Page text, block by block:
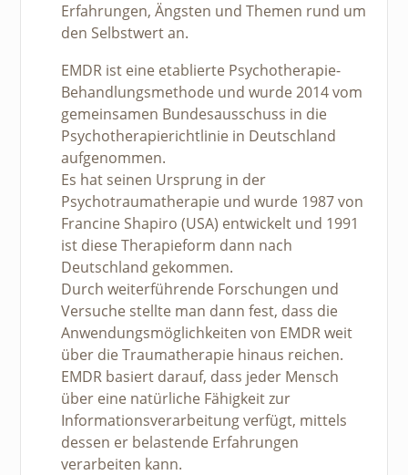
Erfahrungen, Ängsten und Themen rund um
den Selbstwert an.
EMDR ist eine etablierte Psychotherapie-
Behandlungsmethode und wurde 2014 vom
gemeinsamen Bundesausschuss in die
Psychotherapierichtlinie in Deutschland
aufgenommen.
Es hat seinen Ursprung in der
Psychotraumatherapie und wurde 1987 von
Francine Shapiro (USA) entwickelt und 1991
ist diese Therapieform dann nach
Deutschland gekommen.
Durch weiterführende Forschungen und
Versuche stellte man dann fest, dass die
Anwendungsmöglichkeiten von EMDR weit
über die Traumatherapie hinaus reichen.
EMDR basiert darauf, dass jeder Mensch
über eine natürliche Fähigkeit zur
Informationsverarbeitung verfügt, mittels
dessen er belastende Erfahrungen
verarbeiten kann.